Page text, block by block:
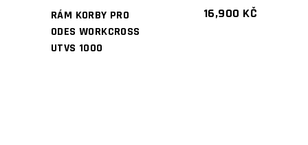
RÁM KORBY PRO
ODES WORKCROSS
UTVS 1000
16,900 KČ